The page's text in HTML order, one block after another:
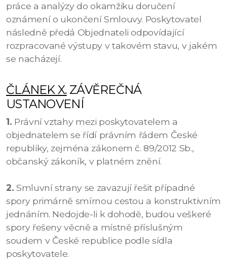
práce a analýzy do okamžiku doručení
oznámení o ukončení Smlouvy. Poskytovatel
následně předá Objednateli odpovídající
rozpracované výstupy v takovém stavu, v jakém
se nacházejí.
ČLÁNEK X.ZÁVĚREČNÁ
USTANOVENÍ
1. Právní vztahy mezi poskytovatelem a
objednatelem se řídí právním řádem České
republiky, zejména zákonem č. 89/2012 Sb.,
občanský zákoník, v platném znění.
2. Smluvní strany se zavazují řešit případné
spory primárně smírnou cestou a konstruktivním
jednáním. Nedojde-li k dohodě, budou veškeré
spory řešeny věcně a místně příslušným
soudem v České republice podle sídla
poskytovatele.